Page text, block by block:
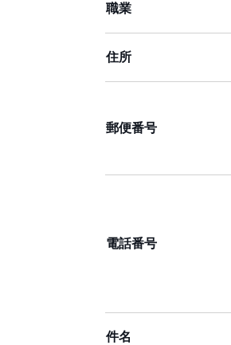
職業
住所
郵便番号
電話番号
件名